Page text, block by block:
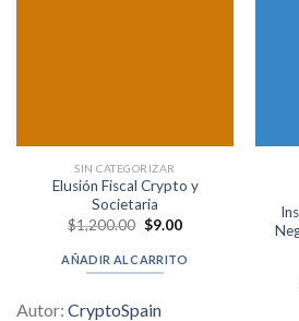
SIN CATEGORIZAR
Elusión Fiscal Crypto y
Societaria
$1,200.00 Original
was:
$1,200.00.
$9.00Current
is:
$9.00.
AÑADIR AL CARRITO
Autor: CryptoSpain